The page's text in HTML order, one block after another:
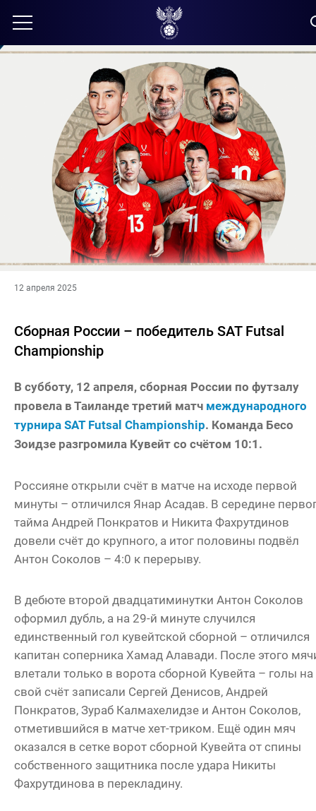
12 апреля 2025
Сборная России – победитель SAT Futsal
Championship
В субботу, 12 апреля, сборная России по футзалу
провела в Таиланде третий матч международного
турнира SAT Futsal Championship. Команда Бесо
Зоидзе разгромила Кувейт со счётом 10:1.
Россияне открыли счёт в матче на исходе первой
минуты – отличился Янар Асадав. В середине
тайма Андрей Понкратов и Никита Фахрутдинов
довели счёт до крупного, а итог половины подвёл
Антон Соколов – 4:0 к перерыву.
В дебюте второй двадцатиминутки Антон Соколов
оформил дубль, а на 29-й минуте случился
единственный гол кувейтской сборной – отличился
капитан соперника Хамад Алавади. После этого
влетали только в ворота сборной Кувейта – голы на
свой счёт записали Сергей Денисов, Андрей
Понкратов, Зураб Калмахелидзе и Антон Соколов,
отметившийся в матче хет-триком. Ещё один мяч
оказался в сетке ворот сборной Кувейта от спины
собственного защитника после удара Никиты
Фахрутдинова в перекладину.